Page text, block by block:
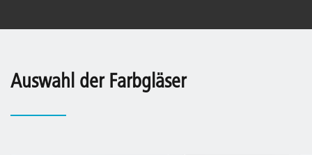
Auswahl der Farbgläser